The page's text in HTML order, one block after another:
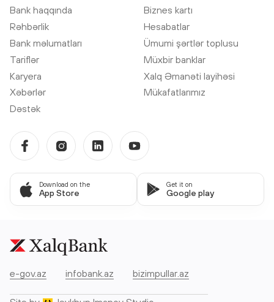
Bank haqqında
Biznes kartı
Rəhbərlik
Hesabatlar
Bank məlumatları
Ümumi şərtlər toplusu
Tariflər
Müxbir banklar
Karyera
Xalq Əmanəti layihəsi
Xəbərlər
Mükafatlarımız
Dəstək
Download on the
App Store
Get it on
Google play
e-gov.az infobank.az bizimpullar.az